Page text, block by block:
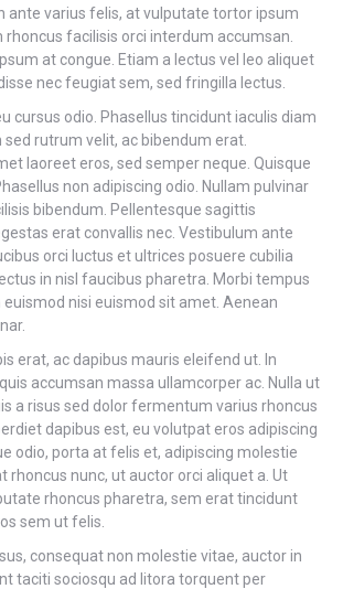
ante varius felis, at vulputate tortor ipsum
rhoncus facilisis orci interdum accumsan.
at congue. Etiam a lectus vel leo aliquet
nec feugiat sem, sed fringilla lectus.
cursus odio. Phasellus tincidunt iaculis diam
rutrum velit, ac bibendum erat.
laoreet eros, sed semper neque. Quisque
non adipiscing odio. Nullam pulvinar
bibendum. Pellentesque sagittis
erat convallis nec. Vestibulum ante
orci luctus et ultrices posuere cubilia
in nisl faucibus pharetra. Morbi tempus
euismod nisi euismod sit amet. Aenean
erat, ac dapibus mauris eleifend ut. In
accumsan massa ullamcorper ac. Nulla ut
a risus sed dolor fermentum varius rhoncus
dapibus est, eu volutpat eros adipiscing
odio, porta at felis et, adipiscing molestie
rhoncus nunc, ut auctor orci aliquet a. Ut
rhoncus pharetra, sem erat tincidunt
sem ut felis.
consequat non molestie vitae, auctor in
taciti sociosqu ad litora torquent per